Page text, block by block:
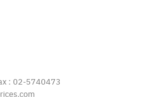
: 02-5740473